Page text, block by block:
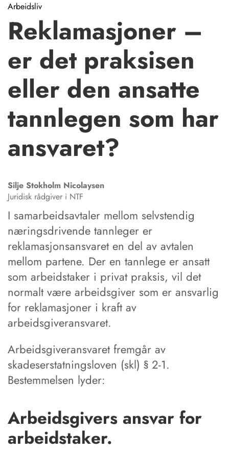
Arbeidsliv
Reklamasjoner –
er det praksisen
eller den ansatte
tannlegen som har
ansvaret?
Silje Stokholm Nicolaysen
Juridisk rådgiver i NTF
I samarbeidsavtaler mellom selvstendig
næringsdrivende tannleger er
reklamasjonsansvaret en del av avtalen
mellom partene. Der en tannlege er ansatt
som arbeidstaker i privat praksis, vil det
normalt være arbeidsgiver som er ansvarlig
for reklamasjoner i kraft av
arbeidsgiveransvaret.
Arbeidsgiveransvaret fremgår av
skadeserstatningsloven (skl) § 2-1.
Bestemmelsen lyder:
Arbeidsgivers ansvar for
arbeidstaker.